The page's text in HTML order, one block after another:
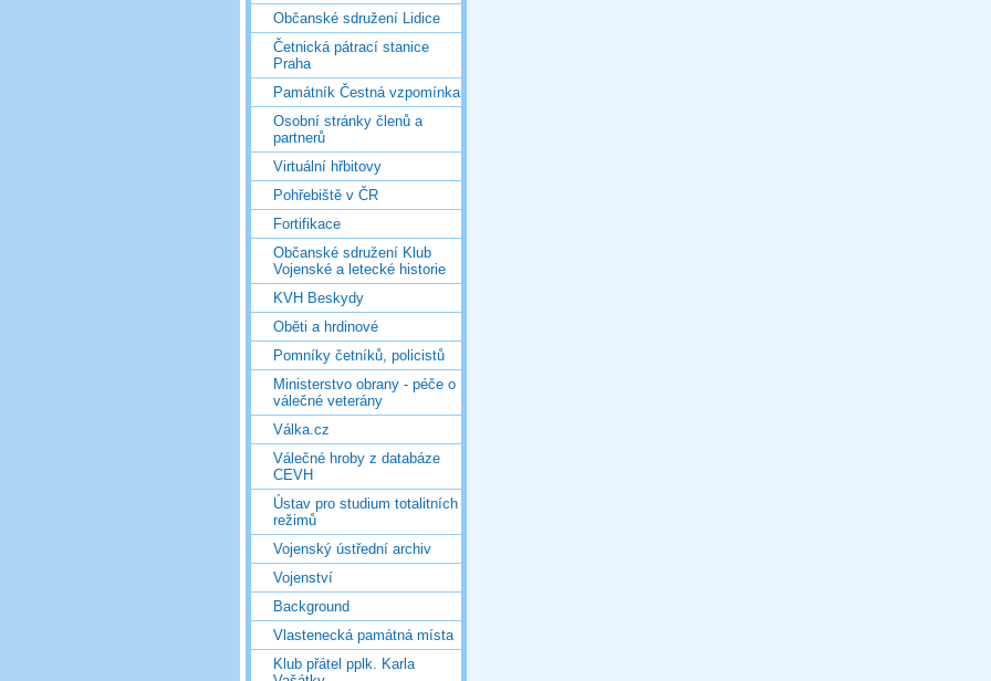
Občanské sdružení Lidice
Četnická pátrací stanice
Praha
Památník Čestná vzpomínka
Osobní stránky členů a
partnerů
Virtuální hřbitovy
Pohřebiště v ČR
Fortifikace
Občanské sdružení Klub
Vojenské a letecké historie
KVH Beskydy
Oběti a hrdinové
Pomníky četníků, policistů
Ministerstvo obrany - péče o
válečné veterány
Válka.cz
Válečné hroby z databáze
CEVH
Ústav pro studium totalitních
režimů
Vojenský ústřední archiv
Vojenství
Background
Vlastenecká památná místa
Klub přátel pplk. Karla